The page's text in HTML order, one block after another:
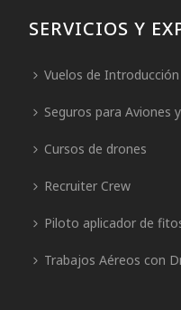
SERVICIOS Y
Vuelos de
Seguros para Aviones
Cursos de drones
Recruiter Crew
Piloto aplicador de
Trabajos Aéreos con